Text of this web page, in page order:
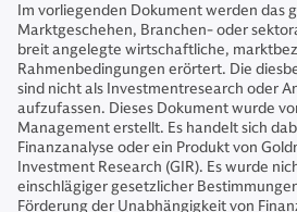
Im vorliegenden Dokument werden das
Marktgeschehen, Branchen- oder
breit angelegte wirtschaftliche,
Rahmenbedingungen erörtert. Die
sind nicht als Investmentresearch oder
aufzufassen. Dieses Dokument wurde
Management erstellt. Es handelt sich
Finanzanalyse oder ein Produkt von
Investment Research (GIR). Es wurde
einschlägiger gesetzlicher
Förderung der Unabhängigkeit von